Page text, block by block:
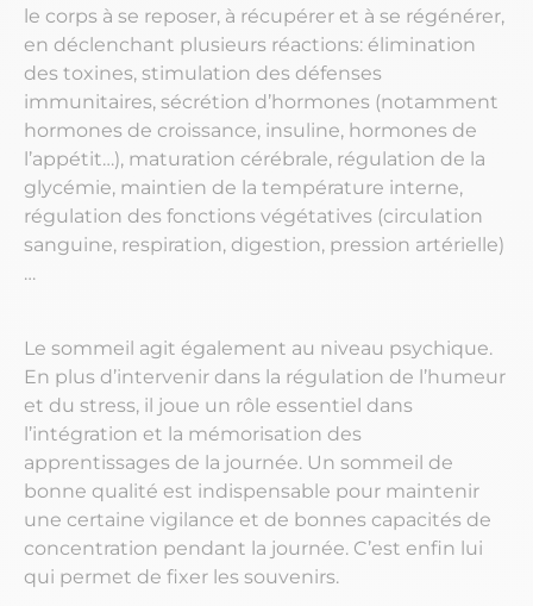
le corps à se reposer, à récupérer et à se régénérer,
en déclenchant plusieurs réactions: élimination
des toxines, stimulation des défenses
immunitaires, sécrétion d’hormones (notamment
hormones de croissance, insuline, hormones de
l’appétit…), maturation cérébrale, régulation de la
glycémie, maintien de la température interne,
régulation des fonctions végétatives (circulation
sanguine, respiration, digestion, pression artérielle)
…
Le sommeil agit également au niveau psychique.
En plus d’intervenir dans la régulation de l’humeur
et du stress, il joue un rôle essentiel dans
l’intégration et la mémorisation des
apprentissages de la journée. Un sommeil de
bonne qualité est indispensable pour maintenir
une certaine vigilance et de bonnes capacités de
concentration pendant la journée. C’est enfin lui
qui permet de fixer les souvenirs.